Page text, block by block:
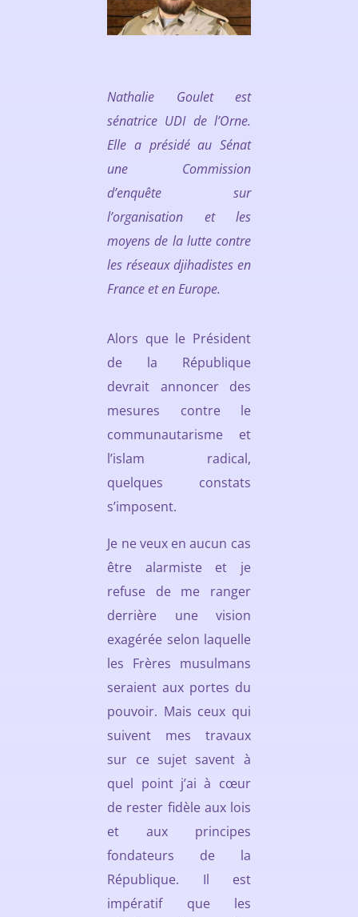
Nathalie Goulet est
sénatrice UDI de l’Orne.
Elle a présidé au Sénat
une Commission
d’enquête sur
l’organisation et les
moyens de la lutte contre
les réseaux djihadistes en
France et en Europe.
Alors que le Président
de la République
devrait annoncer des
mesures contre le
communautarisme et
l’islam radical,
quelques constats
s’imposent.
Je ne veux en aucun cas
être alarmiste et je
refuse de me ranger
derrière une vision
exagérée selon laquelle
les Frères musulmans
seraient aux portes du
pouvoir. Mais ceux qui
suivent mes travaux
sur ce sujet savent à
quel point j’ai à cœur
de rester fidèle aux lois
et aux principes
fondateurs de la
République. Il est
impératif que les